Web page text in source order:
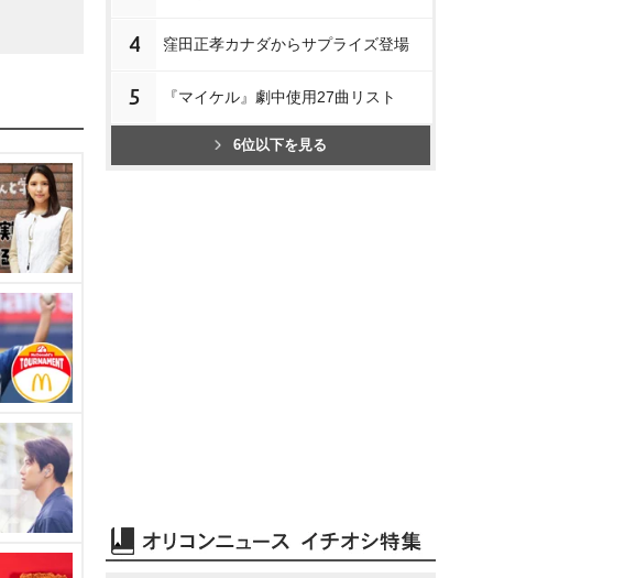
4 窪田正孝カナダからサプライズ登場
5 『マイケル』劇中使用27曲リスト
6位以下を見る